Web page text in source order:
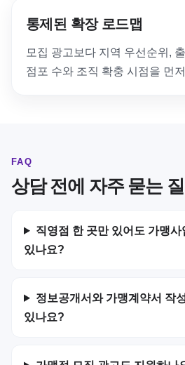
통제된 확장 로드맵
모집 광고보다 지역 우선순위,
점포 수와 조직 확충 시점을 먼
FAQ
상담 전에 자주 묻는
직영점 한 곳만 있어도 가맹
있나요?
정보공개서와 가맹계약서 작
있나요?